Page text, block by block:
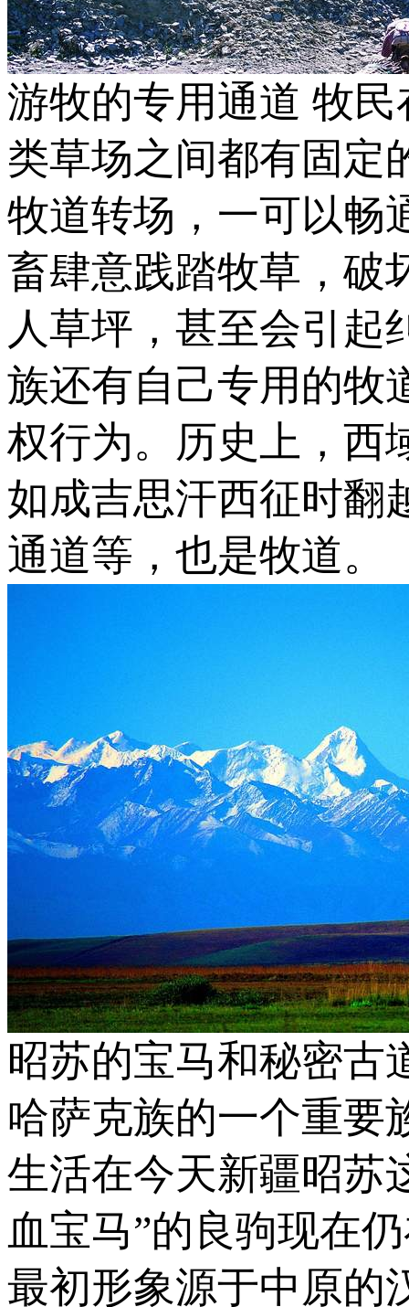
游牧的专用通道 牧
类草场之间都有固定
牧道转场，一可以畅
畜肆意践踏牧草，破
人草坪，甚至会引起
族还有自己专用的牧
权行为。历史上，西
如成吉思汗西征时翻
通道等，也是牧道。
昭苏的宝马和秘密古
哈萨克族的一个重要
生活在今天新疆昭苏
血宝马”的良驹现在
最初形象源于中原的